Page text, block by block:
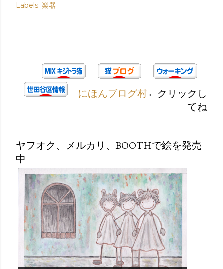
Labels: 楽器
にほんブログ村←クリックし
てね
ヤフオク、メルカリ、BOOTHで絵を発売
中